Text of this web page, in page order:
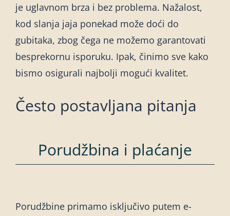
je uglavnom brza i bez problema. Nažalost,
kod slanja jaja ponekad može doći do
gubitaka, zbog čega ne možemo garantovati
besprekornu isporuku. Ipak, činimo sve kako
bismo osigurali najbolji mogući kvalitet.
Često postavljana pitanja
Porudžbina i plaćanje
Porudžbine primamo isključivo putem e-